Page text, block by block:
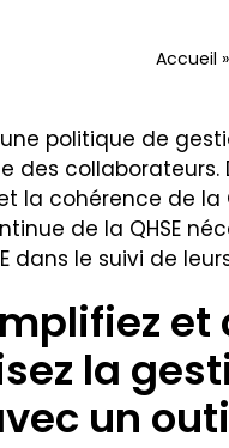
Accueil »
politique de
des
la cohérence de la
de la QHSE
dans le suivi de
la
un